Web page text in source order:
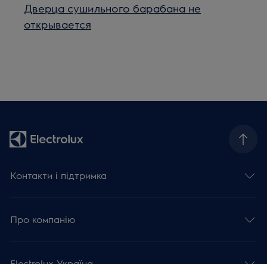
Дверца сушильного барабана не
открывается
Контакти і підтримка
Про компанію